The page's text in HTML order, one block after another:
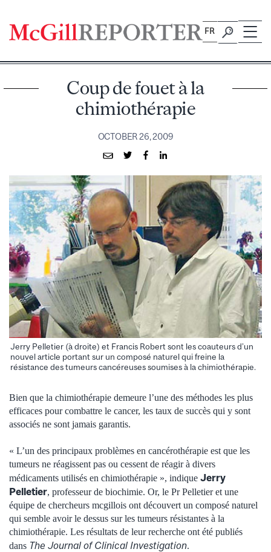
content
FR
Coup de fouet à la
chimiothérapie
OCTOBER 26, 2009
Jerry Pelletier (à droite) et Francis Robert sont les coauteurs d’un
nouvel article portant sur un composé naturel qui freine la
résistance des tumeurs cancéreuses soumises à la chimiothérapie.
Bien que la chimiothérapie demeure l’une des méthodes les plus
efficaces pour combattre le cancer, les taux de succès qui y sont
associés ne sont jamais garantis.
« L’un des principaux problèmes en cancérothérapie est que les
tumeurs ne réagissent pas ou cessent de réagir à divers
médicaments utilisés en chimiothérapie », indique Jerry
Pelletier, professeur de biochimie. Or, le Pr Pelletier et une
équipe de chercheurs mcgillois ont découvert un composé naturel
qui semble avoir le dessus sur les tumeurs résistantes à la
chimiothérapie. Les résultats de leur recherche ont été publiés
dans The Journal of Clinical Investigation.